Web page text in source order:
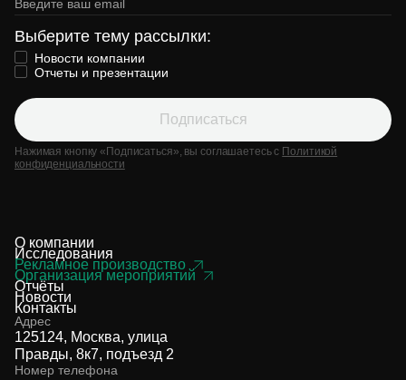
Выберите тему рассылки:
Новости компании
Отчеты и презентации
Подписаться
Нажимая кнопку «Подписаться», вы соглашаетесь с Политикой
конфиденциальности
О компании
Исследования
Рекламное производство
Организация мероприятий
Отчёты
Новости
Контакты
Адрес
125124, Москва, улица
Правды, 8к7, подъезд 2
Номер телефона